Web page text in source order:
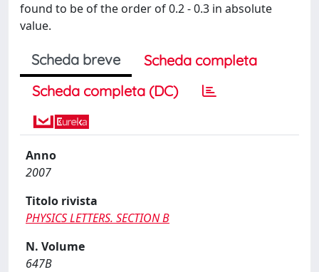
found to be of the order of 0.2 - 0.3 in absolute
value.
Scheda breve
Scheda completa
Scheda completa (DC)
Anno
2007
Titolo rivista
PHYSICS LETTERS. SECTION B
N. Volume
647B